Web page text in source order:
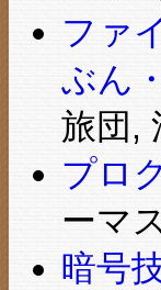
ファ
ぶん
旅団,
プロ
ーマ
暗号